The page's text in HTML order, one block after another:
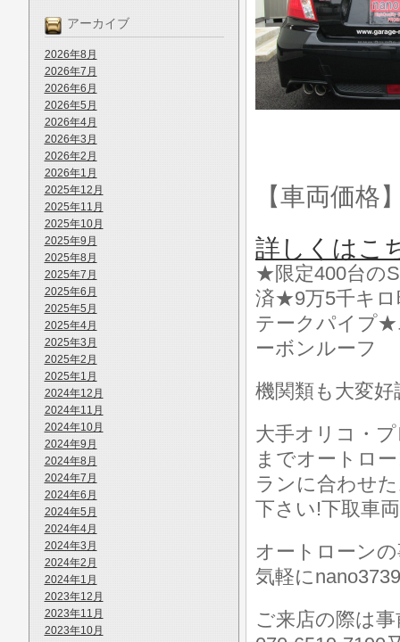
アーカイブ
2026年8月
2026年7月
2026年6月
2026年5月
2026年4月
2026年3月
2026年2月
2026年1月
2025年12月
2025年11月
2025年10月
2025年9月
2025年8月
2025年7月
2025年6月
2025年5月
2025年4月
2025年3月
2025年2月
2025年1月
2024年12月
2024年11月
2024年10月
2024年9月
2024年8月
2024年7月
2024年6月
2024年5月
2024年4月
2024年3月
2024年2月
2024年1月
2023年12月
2023年11月
2023年10月
【車両価格
詳しくはこ
★限定400台の
済★9万5千キ
テークパイプ
ーボンルーフ
機関類も大変
大手オリコ・
までオートロ
ランに合わせ
下さい!下取車
オートローン
気軽に
ご来店の際は